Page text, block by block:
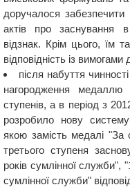
доручалося
актів про заснування в
відзнак. Крім цього, їм
відповідність із
після набуття
нагородження
ступенів, а в період з
розробило нову
якою замість медалі "За
третього ступеня
років сумлінної служби",
сумлінної служби"